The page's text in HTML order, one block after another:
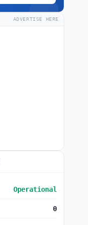
ADVERTISE HERE
Operational
0